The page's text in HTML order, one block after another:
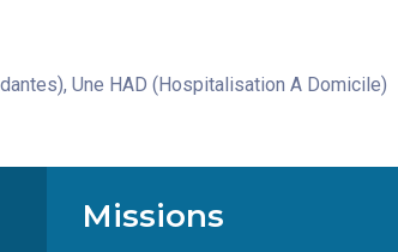
Une HAD (Hospitalisation A Domicile)
Missions